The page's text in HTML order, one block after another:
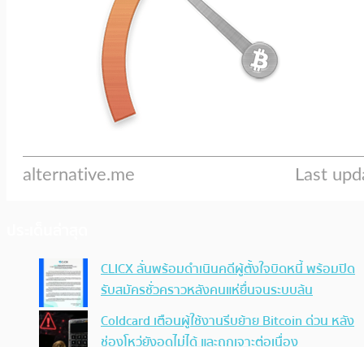
CLICX ลั่นพร้อมดำเนินคดีผู้ตั้งใจบิดหนี้ พร้อมปิด
รับสมัครชั่วคราวหลังคนแห่ยื่นจนระบบล้น
Coldcard เตือนผู้ใช้งานรีบย้าย Bitcoin ด่วน หลัง
ช่องโหว่ยังอุดไม่ได้ และถูกเจาะต่อเนื่อง